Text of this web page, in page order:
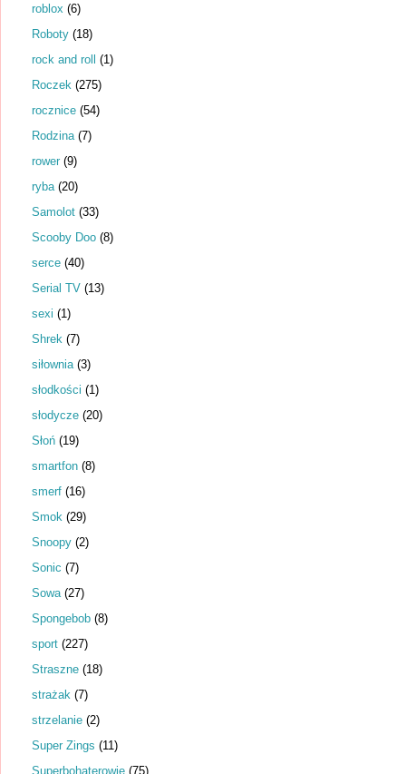
roblox (6)
Roboty (18)
rock and roll (1)
Roczek (275)
rocznice (54)
Rodzina (7)
rower (9)
ryba (20)
Samolot (33)
Scooby Doo (8)
serce (40)
Serial TV (13)
sexi (1)
Shrek (7)
siłownia (3)
słodkości (1)
słodycze (20)
Słoń (19)
smartfon (8)
smerf (16)
Smok (29)
Snoopy (2)
Sonic (7)
Sowa (27)
Spongebob (8)
sport (227)
Straszne (18)
strażak (7)
strzelanie (2)
Super Zings (11)
Superbohaterowie (75)